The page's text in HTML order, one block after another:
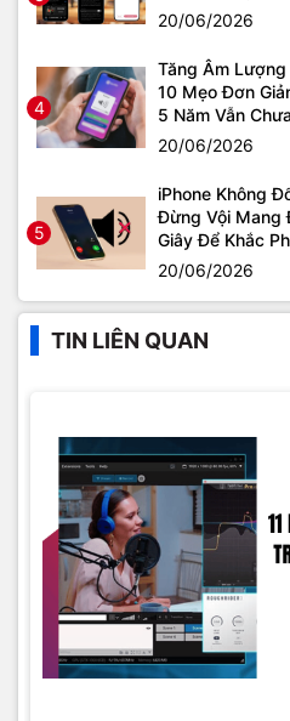
20/06/2026
4
Tăng Âm Lượng
10 Mẹo Đơn
5 Năm Vẫn
20/06/2026
5
iPhone Không
Đừng Vội Mang
Giây Để Khắc
20/06/2026
TIN LIÊN QUAN